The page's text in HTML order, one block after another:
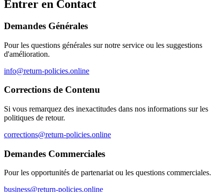
Entrer en Contact
Demandes Générales
Pour les questions générales sur notre service ou les suggestions
d'amélioration.
info@return-policies.online
Corrections de Contenu
Si vous remarquez des inexactitudes dans nos informations sur les
politiques de retour.
corrections@return-policies.online
Demandes Commerciales
Pour les opportunités de partenariat ou les questions commerciales.
business@return-policies.online